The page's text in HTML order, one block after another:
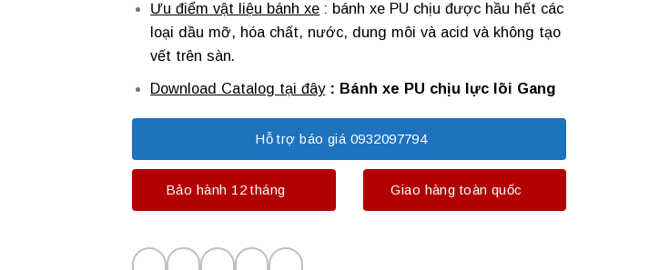
Ưu điểm vật liệu bánh xe : bánh xe PU chịu được hầu hết các
loại dầu mỡ, hóa chất, nước, dung môi và acid và không tạo
vết trên sàn.
Download Catalog tại đây: Bánh xe PU chịu lực lõi Gang
Hỗ trợ báo giá 0932097794
Bảo hành 12 tháng Giao hàng toàn quốc